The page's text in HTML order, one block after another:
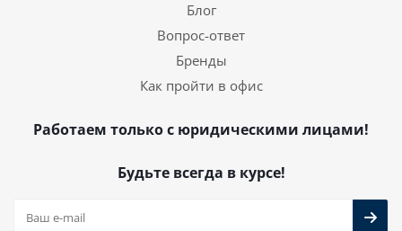
Блог
Вопрос-ответ
Бренды
Как пройти в офис
Работаем только с юридическими лицами!
Будьте всегда в курсе!